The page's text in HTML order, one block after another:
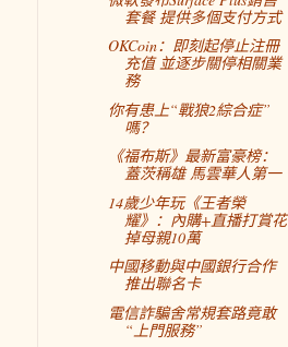
套餐 提供多個支付方式
OKCoin：即刻起停止注冊
充值 並逐步關停相關業
務
你有患上“戰狼2綜合症”
嗎？
《福布斯》最新富豪榜：
蓋茨稱雄 馬雲華人第一
14歲少年玩《王者榮
耀》：內購+直播打賞花
掉母親10萬
中國移動與中國銀行合作
推出聯名卡
電信詐騙舍常規套路竟敢
“上門服務”